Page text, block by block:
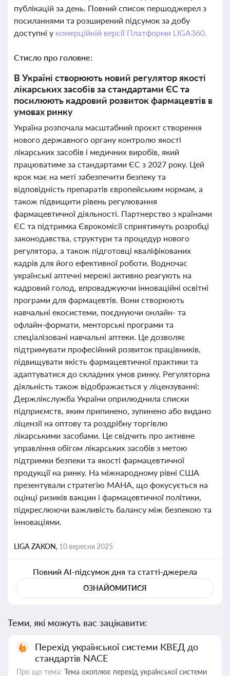
публікацій за день. Повний список першоджерел з
посиланнями та розширений підсумок за добу
доступні у комерційній версії Платформи LIGA360.
Стисло про головне:
В Україні створюють новий регулятор якості
лікарських засобів за стандартами ЄС та
посилюють кадровий розвиток фармацевтів в
умовах ринку
Україна розпочала масштабний проєкт створення
нового державного органу контролю якості
лікарських засобів і медичних виробів, який
працюватиме за стандартами ЄС з 2027 року. Цей
крок має на меті забезпечити безпеку та
відповідність препаратів європейським нормам, а
також підвищити рівень регулювання
фармацевтичної діяльності. Партнерство з країнами
ЄС та підтримка Єврокомісії сприятимуть розробці
законодавства, структури та процедур нового
регулятора, а також підготовці кваліфікованих
кадрів для його ефективної роботи. Водночас
українські аптечні мережі активно реагують на
кадровий голод, впроваджуючи інноваційні освітні
програми для фармацевтів. Вони створюють
навчальні екосистеми, поєднуючи онлайн- та
офлайн-формати, менторські програми та
спеціалізовані навчальні аптеки. Це дозволяє
підтримувати професійний розвиток працівників,
підвищувати якість фармацевтичної практики та
адаптуватися до складних умов ринку. Регуляторна
діяльність також відображається у ліцензуванні:
Держлікслужба України оприлюднила списки
підприємств, яким припинено, зупинено або видано
ліцензії на оптову та роздрібну торгівлю
лікарськими засобами. Це свідчить про активне
управління обігом лікарських засобів з метою
підтримки безпеки та якості фармацевтичної
продукції на ринку. На міжнародному рівні США
презентували стратегію MAHA, що фокусується на
оцінці ризиків вакцин і фармацевтичної політики,
підкреслюючи важливість балансу між безпекою та
інноваціями.
LIGA ZAKON, 10 вересня 2025
Повний AI-підсумок дня та статті-джерела
ОЗНАЙОМИТИСЯ
Теми, які можуть вас зацікавити:
Перехід української системи КВЕД до
стандартів NACE
Про що тема: Тема охоплює перехід української системи